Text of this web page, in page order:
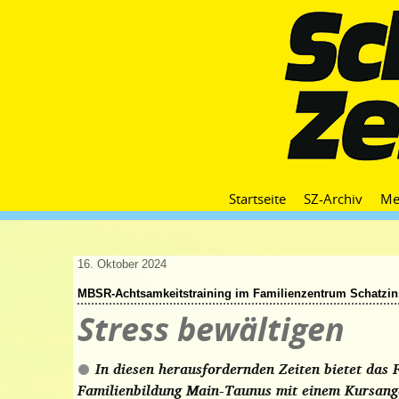
Startseite SZ-Archiv
16. Oktober 2024
MBSR-Achtsamkeitstraining im Familienzentrum
Stress bewältigen
In diesen herausfordernden Zeiten bietet das
Familienbildung Main-Taunus mit einem